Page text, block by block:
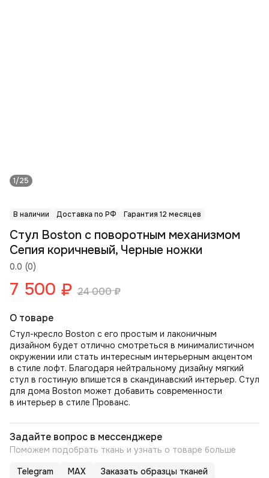
1/25
В наличии Доставка по РФ Гарантия 12 месяцев
0.0 (0)
Стул Boston с поворотным механизмом
Сепия коричневый, Черные ножки
7 500 ₽ 24 000₽
О товаре
Стул-кресло Boston с его простым и лаконичным
дизайном будет отлично смотреться в минималистичном
окружении или стать интересным интерьерным акцентом
в стиле лофт. Благодаря нейтральному дизайну мягкий
стул в гостиную впишется в скандинавский интерьер. Стул
для дома Boston может добавить современности
в интерьер в стиле Прованс.
Задайте вопрос в мессенджере
Поможем подобрать ткань и узнать о товаре больше
Telegram MAX Заказать образцы тканей